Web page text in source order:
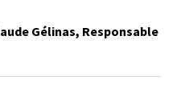
Gélinas, Responsable